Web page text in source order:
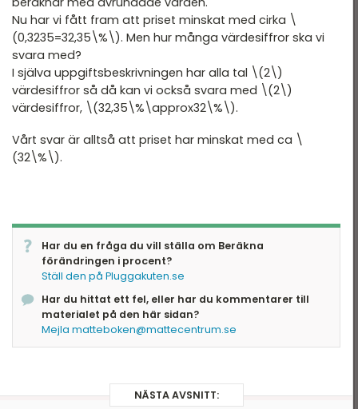
Nu har vi fått fram att priset minskat med cirka \
(0,3235=32,35\%\). Men hur många värdesiffror ska vi
svara med?
I själva uppgiftsbeskrivningen har alla tal \(2\)
värdesiffror så då kan vi också svara med \(2\)
värdesiffror, \(32,35\%\approx32\%\).
Vårt svar är alltså att priset har minskat med ca \
(32\%\).
Har du en fråga du vill ställa om Beräkna
förändringen i procent?
Ställ den på Pluggakuten.se
Har du hittat ett fel, eller har du kommentarer till
materialet på den här sidan?
Mejla matteboken@mattecentrum.se
NÄSTA AVSNITT: